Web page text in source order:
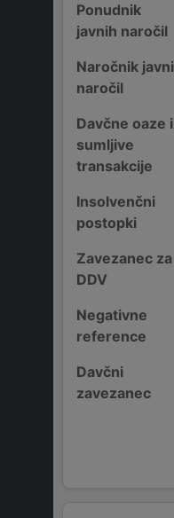
Ponudnik
javnih naročil
Naročnik
naročil
Davčne oaze
sumljive
transakcije
Insolvenčni
postopki
Zavezanec za
DDV
Negativne
reference
Davčni
zavezanec